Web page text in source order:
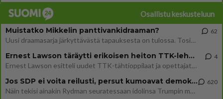
Osallistu keskusteluun
Muistatko Mikkelin panttivankidraaman?
Uusi draamasarja järkyttävästä tapauksesta on tulossa. Tositapahtumiin perustuva sarja ammentaa vuoden 1986 Mikkelin pan
62
Ernest Lawson täräytti erikoisen heiton TTK-lehdistötilaisuudessa: " Onko tässä tarkoituksena...?"
Ernest Lawson esitteli uudet TTK-tähtioppilaat ja opettajat torstaina 6.8. lehdistölle. Tulevalla kaudella on yksi hausk
4
Jos SDP ei voita reilusti, persut kumoavat demokratian Suomesta
Näin tekisi ainakin Rydman seuratessaan idolinsa Trumpin mallia https://www.is.fi/politiikka/art-2000012187244.html
620